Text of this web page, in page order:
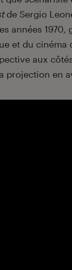
de Sergio
années 1970,
et du cinéma
aux
projection en